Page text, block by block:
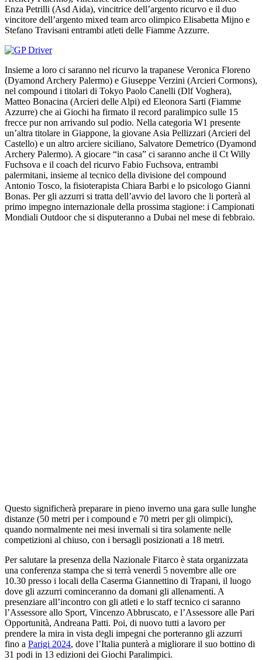
Enza Petrilli (Asd Aida), vincitrice dell’argento ricurvo e il duo
vincitore dell’argento mixed team arco olimpico Elisabetta Mijno e
Stefano Travisani entrambi atleti delle Fiamme Azzurre.
Insieme a loro ci saranno nel ricurvo la trapanese Veronica Floreno
(Dyamond Archery Palermo) e Giuseppe Verzini (Arcieri Cormons),
nel compound i titolari di Tokyo Paolo Canelli (Dlf Voghera),
Matteo Bonacina (Arcieri delle Alpi) ed Eleonora Sarti (Fiamme
Azzurre) che ai Giochi ha firmato il record paralimpico sulle 15
frecce pur non arrivando sul podio. Nella categoria W1 presente
un’altra titolare in Giappone, la giovane Asia Pellizzari (Arcieri del
Castello) e un altro arciere siciliano, Salvatore Demetrico (Dyamond
Archery Palermo). A giocare “in casa” ci saranno anche il Ct Willy
Fuchsova e il coach del ricurvo Fabio Fuchsova, entrambi
palermitani, insieme al tecnico della divisione del compound
Antonio Tosco, la fisioterapista Chiara Barbi e lo psicologo Gianni
Bonas. Per gli azzurri si tratta dell’avvio del lavoro che li porterà al
primo impegno internazionale della prossima stagione: i Campionati
Mondiali Outdoor che si disputeranno a Dubai nel mese di febbraio.
Questo significherà preparare in pieno inverno una gara sulle lunghe
distanze (50 metri per i compound e 70 metri per gli olimpici),
quando normalmente nei mesi invernali si tira solamente nelle
competizioni al chiuso, con i bersagli posizionati a 18 metri.
Per salutare la presenza della Nazionale Fitarco è stata organizzata
una conferenza stampa che si terrà venerdì 5 novembre alle ore
10.30 presso i locali della Caserma Giannettino di Trapani, il luogo
dove gli azzurri cominceranno da domani gli allenamenti. A
presenziare all’incontro con gli atleti e lo staff tecnico ci saranno
l’Assessore allo Sport, Vincenzo Abbruscato, e l’Assessore alle Pari
Opportunità, Andreana Patti. Poi, di nuovo tutti a lavoro per
prendere la mira in vista degli impegni che porteranno gli azzurri
fino a Parigi 2024, dove l’Italia punterà a migliorare il suo bottino di
31 podi in 13 edizioni dei Giochi Paralimpici.